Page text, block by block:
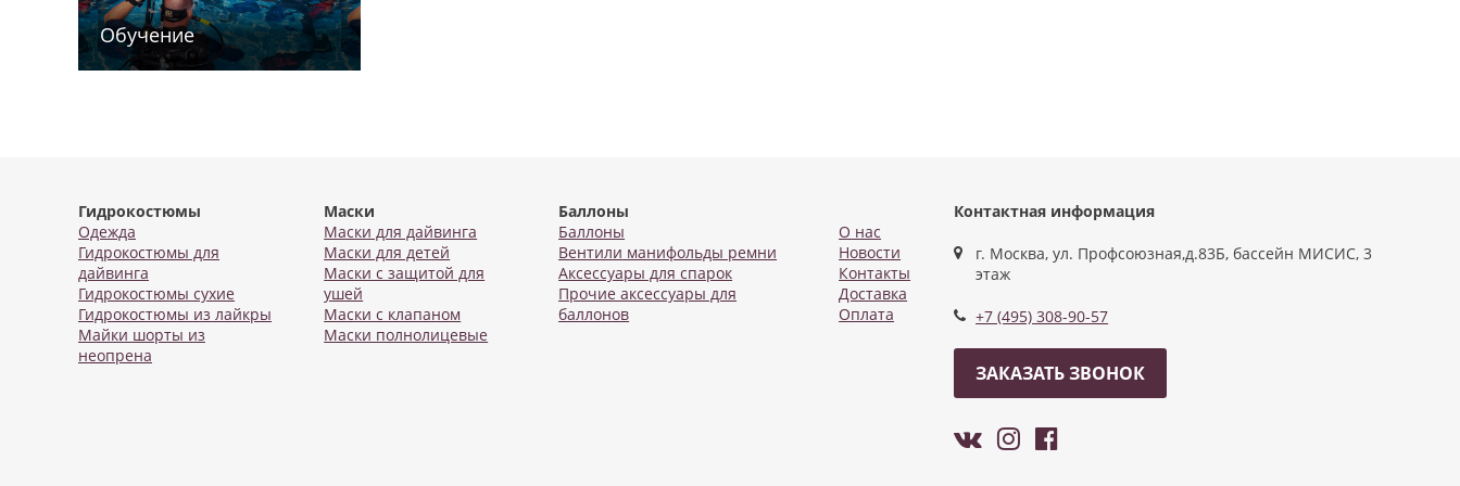
Обучение
Гидрокостюмы
Одежда
Гидрокостюмы для
дайвинга
Гидрокостюмы сухие
Гидрокостюмы из лайкры
Майки шорты из
неопрена
Маски
Маски для дайвинга
Маски для детей
Маски с защитой для
ушей
Маски с клапаном
Маски полнолицевые
Баллоны
Баллоны
Вентили манифольды ремни
Аксессуары для спарок
Прочие аксессуары для
баллонов
О нас
Новости
Контакты
Доставка
Оплата
Контактная информация
г. Москва, ул. Профсоюзная,д.83Б, бассейн МИСИС, 3
этаж
+7 (495) 308-90-57
ЗАКАЗАТЬ ЗВОНОК